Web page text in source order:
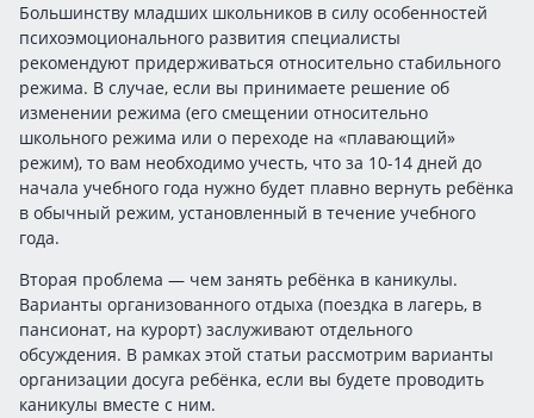
Большинству младших школьников в силу особенностей
психоэмоционального развития специалисты
рекомендуют придерживаться относительно стабильного
режима. В случае, если вы принимаете решение об
изменении режима (его смещении относительно
школьного режима или о переходе на «плавающий»
режим), то вам необходимо учесть, что за 10-14 дней до
начала учебного года нужно будет плавно вернуть ребёнка
в обычный режим, установленный в течение учебного
года.
Вторая проблема — чем занять ребёнка в каникулы.
Варианты организованного отдыха (поездка в лагерь, в
пансионат, на курорт) заслуживают отдельного
обсуждения. В рамках этой статьи рассмотрим варианты
организации досуга ребёнка, если вы будете проводить
каникулы вместе с ним.